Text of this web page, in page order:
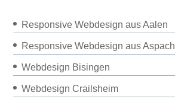
Responsive Webdesign aus Aalen
Responsive Webdesign aus Aspach
Webdesign Bisingen
Webdesign Crailsheim